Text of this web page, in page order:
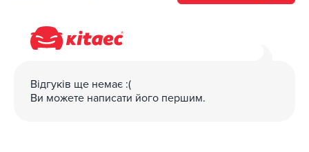
Відгуків ще немає :(
Ви можете написати його першим.